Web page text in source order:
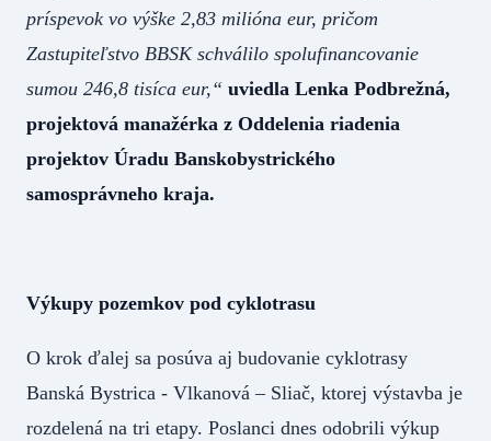
príspevok vo výške 2,83 milióna eur, pričom
Zastupiteľstvo BBSK schválilo spolufinancovanie
sumou 246,8 tisíca eur,“ uviedla Lenka Podbrežná,
projektová manažérka z Oddelenia riadenia
projektov Úradu Banskobystrického
samosprávneho kraja.
Výkupy pozemkov pod cyklotrasu
O krok ďalej sa posúva aj budovanie cyklotrasy
Banská Bystrica - Vlkanová – Sliač, ktorej výstavba je
rozdelená na tri etapy. Poslanci dnes odobrili výkup